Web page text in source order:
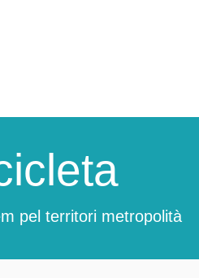
pel territori metropolità